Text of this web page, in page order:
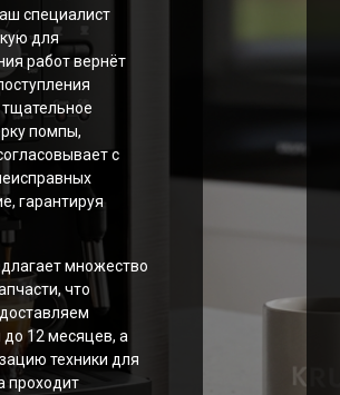
Force
специалист
для
работ вернёт
помпы,
с
гарантируя
множество
что
12 месяцев, а
техники для
проходит